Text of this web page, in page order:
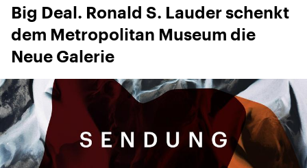
Big Deal. Ronald S. Lauder schenkt
dem Metropolitan Museum die
Neue Galerie